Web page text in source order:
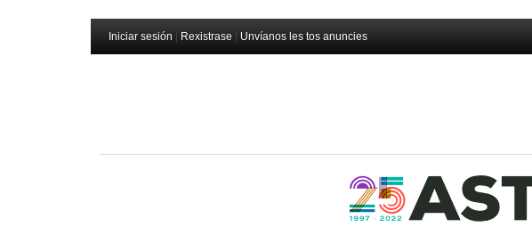
Iniciar sesión Rexistrase Unvíanos les tos anuncies